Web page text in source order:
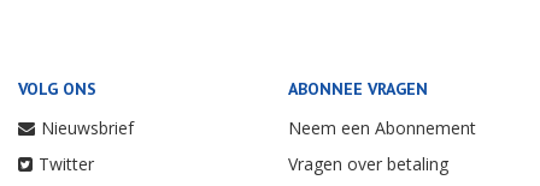
VOLG ONS
Nieuwsbrief
Twitter
ABONNEE VRAGEN
Neem een Abonnement
Vragen over betaling